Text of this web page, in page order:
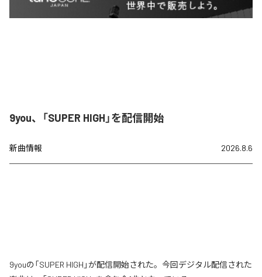
9you、「SUPER HIGH」を配信開始
新曲情報 2026.8.6
9youの「SUPER HIGH」が配信開始された。今回デジタル配信された